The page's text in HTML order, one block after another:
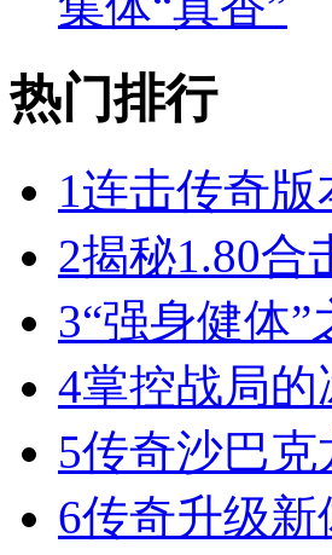
热门排行
1连击传奇
2揭秘1.80合
3“强身健体
4掌控战局
5传奇沙巴
6传奇升级